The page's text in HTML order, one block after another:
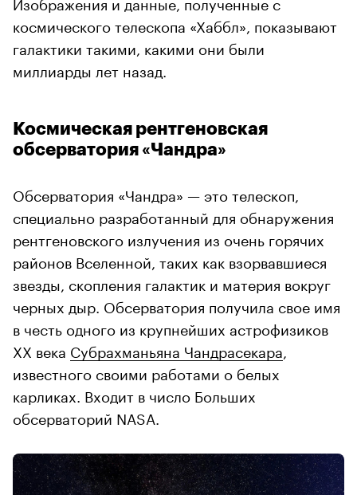
космического телескопа «Хаббл», показывают
галактики такими, какими они были
миллиарды лет назад.
Космическая рентгеновская
обсерватория «Чандра»
Обсерватория «Чандра» — это телескоп,
специально разработанный для обнаружения
рентгеновского излучения из очень горячих
районов Вселенной, таких как взорвавшиеся
звезды, скопления галактик и материя вокруг
черных дыр. Обсерватория получила свое имя
в честь одного из крупнейших астрофизиков
XX века Субрахманьяна Чандрасекара
известного своими работами о белых
карликах. Входит в число Больших
обсерваторий NASA.